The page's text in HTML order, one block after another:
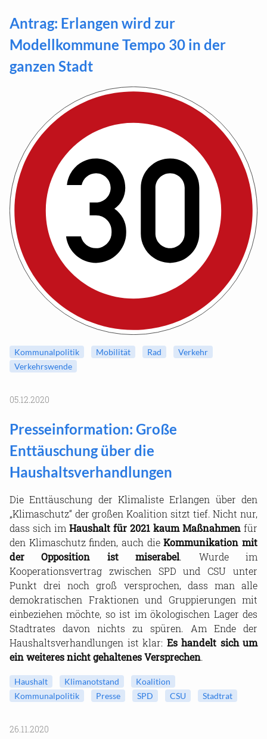
Antrag: Erlangen wird zur
Modellkommune Tempo 30 in der
ganzen Stadt
Kommunalpolitik Mobilität Rad
Verkehr
Verkehrswende
05.12.2020
Presseinformation: Große
Enttäuschung über die
Haushaltsverhandlungen
Die Enttäuschung der Klimaliste Erlangen über den
„Klimaschutz“ der großen Koalition sitzt tief. Nicht nur,
dass sich im Haushalt für 2021 kaum Maßnahmen für
den Klimaschutz finden, auch dieKommunikation mit
der Opposition ist miserabel. Wurde im
Kooperationsvertrag zwischen SPD und CSU unter
Punkt drei noch groß versprochen, dass man alle
demokratischen Fraktionen und Gruppierungen mit
einbeziehen möchte, so ist im ökologischen Lager des
Stadtrates davon nichts zu spüren. Am Ende der
Haushaltsverhandlungen ist klar: Es handelt sich um
ein weiteres nicht gehaltenes Versprechen.
Haushalt Klimanotstand
Koalition
Kommunalpolitik
Presse SPD CSU Stadtrat
26.11.2020